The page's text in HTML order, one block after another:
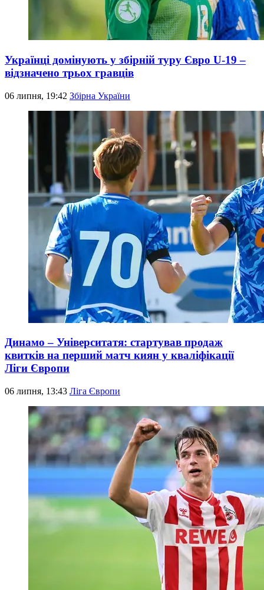
Українці домінують у збірній туру Євро U-19 –
відзначено трьох гравців
06 липня, 19:42 Збірна України
Динамо – Університатя: стартував продаж
квитків на перший матч киян у кваліфікації
Ліги Європи
06 липня, 13:43 Ліга Європи